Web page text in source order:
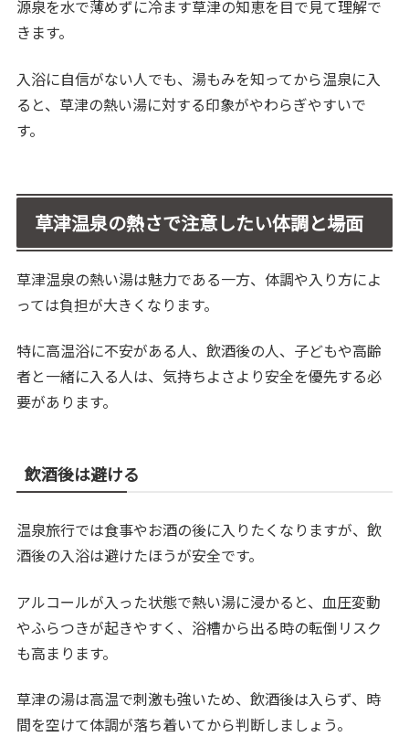
源泉を水で薄めずに冷ます草津の知恵を目で見て理解で
きます。
入浴に自信がない人でも、湯もみを知ってから温泉に入
ると、草津の熱い湯に対する印象がやわらぎやすいで
す。
草津温泉の熱さで注意したい体調と場面
草津温泉の熱い湯は魅力である一方、体調や入り方によ
っては負担が大きくなります。
特に高温浴に不安がある人、飲酒後の人、子どもや高齢
者と一緒に入る人は、気持ちよさより安全を優先する必
要があります。
飲酒後は避ける
温泉旅行では食事やお酒の後に入りたくなりますが、飲
酒後の入浴は避けたほうが安全です。
アルコールが入った状態で熱い湯に浸かると、血圧変動
やふらつきが起きやすく、浴槽から出る時の転倒リスク
も高まります。
草津の湯は高温で刺激も強いため、飲酒後は入らず、時
間を空けて体調が落ち着いてから判断しましょう。